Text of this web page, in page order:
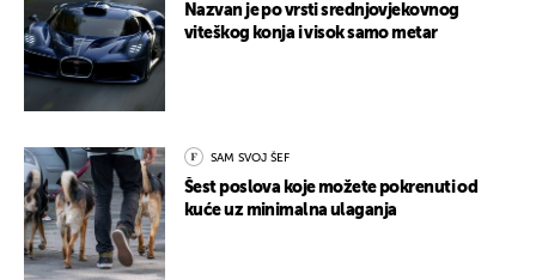
Nazvan je po vrsti srednjovjekovnog
viteškog konja i visok samo metar
SAM SVOJ ŠEF
Šest poslova koje možete pokrenuti od
kuće uz minimalna ulaganja